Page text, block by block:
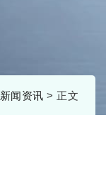
新闻资讯 > 正文